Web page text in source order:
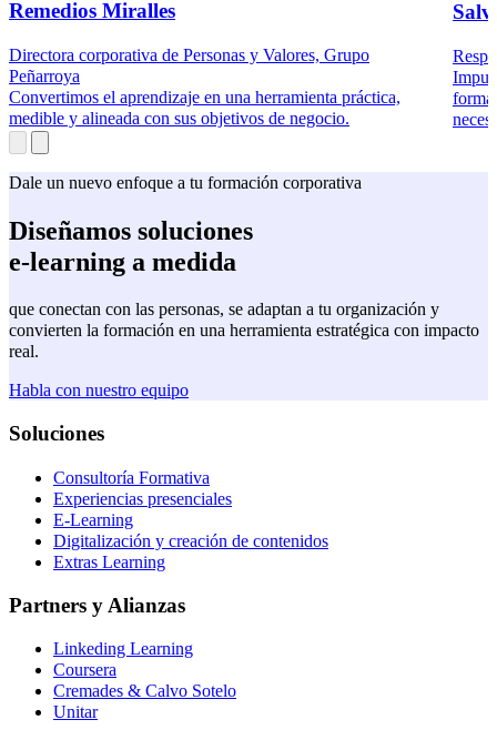
Remedios Miralles
Directora corporativa de Personas y Valores, Grupo
Peñarroya
Convertimos el aprendizaje en una herramienta práctica,
medible y alineada con sus objetivos de negocio.
Dale un nuevo enfoque a tu formación corporativa
Diseñamos soluciones
e-learning a medida
que conectan con las personas, se adaptan a tu organización y
convierten la formación en una herramienta estratégica con impacto
real.
Habla con nuestro equipo
Soluciones
Consultoría Formativa
Experiencias presenciales
E-Learning
Digitalización y creación de contenidos
Extras Learning
Partners y Alianzas
Linkeding Learning
Coursera
Cremades & Calvo Sotelo
Unitar